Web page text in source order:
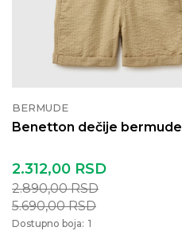
BERMUDE
Benetton dečije bermude
2.312,00 RSD
2.890,00RSD
5.690,00RSD
Dostupno boja: 1